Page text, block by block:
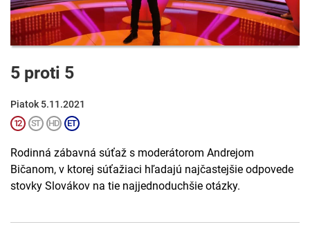
5 proti 5
Piatok 5.11.2021
Rodinná zábavná súťaž s moderátorom Andrejom
Bičanom, v ktorej súťažiaci hľadajú najčastejšie odpovede
stovky Slovákov na tie najjednoduchšie otázky.